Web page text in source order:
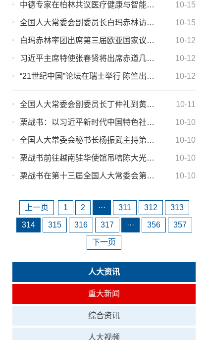
中德专家在柏林共议医疗健康与智能制造 陈竺出席并讲话 10-15
全国人大常委会副委员长白玛赤林访问奥地利 10-15
白玛赤林率团出席第三届欧亚国家议长会议 10-12
习近平主席特使张春贤将出席赤道几内亚独立50周年庆典 10-12
“21世纪中国”论坛在瑞士举行 陈竺出席并讲话 10-12
全国人大常委会副委员长丁仲礼到黄山市调研 10-11
栗战书：以习近平新时代中国特色社会主义思想为指导推动人大制度和人大工作与时俱进完善发展 10-10
全国人大常委会秘书长杨振武主持第二次全体会并作总结讲话 10-10
栗战书前往越南驻华使馆吊唁陈大光主席逝世 10-10
栗战书在第十三届全国人大常委会第五次会议上的讲话 10-10
上一页 1 2 ··· 311 312 313
314 315 316 317 ··· 356 357
下一页
人大资讯
重大新闻
综合资讯
人大视频